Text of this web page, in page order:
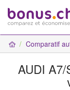
Comparatif
AUDI